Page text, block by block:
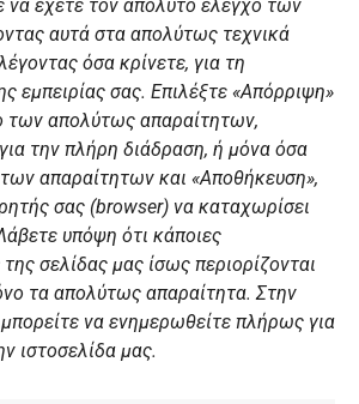
να έχετε τον απόλυτο έλεγχο των
αυτά στα απολύτως τεχνικά
όσα κρίνετε, για τη
εμπειρίας σας. Επιλέξτε «Απόρριψη»
των απολύτως απαραίτητων,
την πλήρη διάδραση, ή μόνα όσα
απαραίτητων και «Αποθήκευση»,
σας (browser) να καταχωρίσει
υπόψη ότι κάποιες
σελίδας μας ίσως περιορίζονται
τα απολύτως απαραίτητα. Στην
να ενημερωθείτε πλήρως για
ιστοσελίδα μας.
o
k
r
a
m
e
i
n
Iστοσελίδας
ΝΟΒ